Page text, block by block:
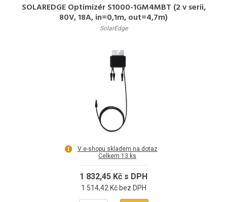
SOLAREDGE Optimizér S1000-1GM4MBT (2 v serii,
80V, 18A, in=0,1m, out=4,7m)
SolarEdge
V e-shopu skladem na dotaz
Celkem 13 ks
1 832,45 Kč s DPH
1 514,42 Kč bez DPH